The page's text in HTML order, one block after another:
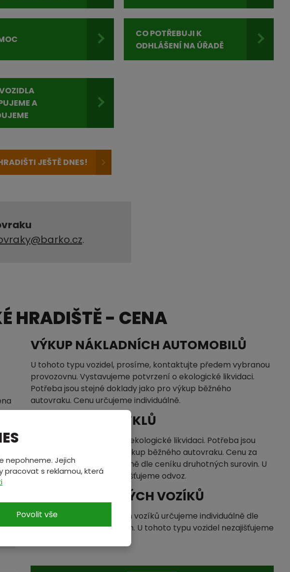
CO POTŘEBUJI K
ODHLÁŠENÍ NA ÚŘADĚ
A
JEŠTĚ DNES!
.
HRADIŠTĚ - CENA
VÝKUP NÁKLADNÍCH AUTOMOBILŮ
U tohoto typu vozidel, prosíme, kontaktujte předem vybranou
provozovnu. Vystavujeme potvrzení o ekologické likvidaci.
Potřeba jsou stejné doklady jako pro výkup běžného
autovraku. Cenu určujeme individuálně.
VÝKUP MOTOCYKLŮ
Vystavujeme potvrzení o ekologické likvidaci. Potřeba jsou
stejné doklady jako pro výkup běžného autovraku. Cenu za
výkup určujeme individuálně dle ceníku druhotných surovin. U
tohoto typu vozidel nezajišťujeme odvoz.
VÝKUP PŘÍVĚSNÝCH VOZÍKŮ
Cenu za výkup přívěsných vozíků určujeme individuálně dle
ceníku druhotných surovin. U tohoto typu vozidel nezajišťujeme
nepohneme. Jejich
s reklamou, která
Povolit vše